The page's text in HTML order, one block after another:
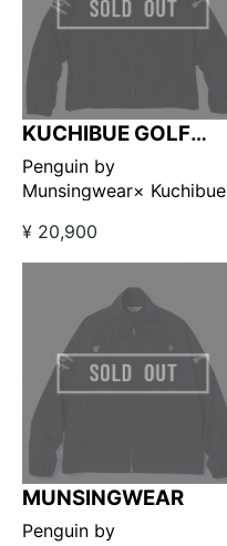
KUCHIBUE GOLF
GENTLEMAN
Penguin by
Munsingwear× Kuchibue
トップブルゾン ブラック
【GO/LOOK!限定販売】
¥ 20,900
MUNSINGWEAR
Penguin by